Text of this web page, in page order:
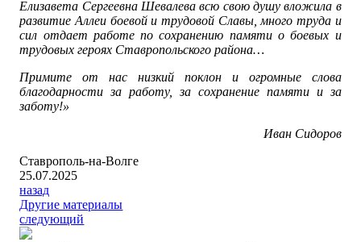
Елизавета Сергеевна Шевалева всю свою душу вложила в
развитие Аллеи боевой и трудовой Славы, много труда и
сил отдает работе по сохранению памяти о боевых и
трудовых героях Ставропольского района…
Примите от нас низкий поклон и огромные слова
благодарности за работу, за сохранение памяти и за
заботу!»
Иван Сидоров
Ставрополь-на-Волге
25.07.2025
назад
Другие материалы
следующий